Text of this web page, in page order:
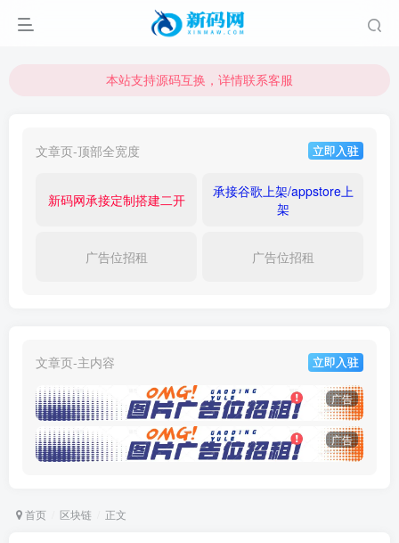
本站支持源码互换，详情联系客服
本站支持源码互换，详情联系客服
文章页-顶部全宽度 立即入驻
新码网承接定制搭建二开
承接谷歌上架/appstore上
架
广告位招租 广告位招租
文章页-主内容 立即入驻
广告
广告
首页 区块链 正文